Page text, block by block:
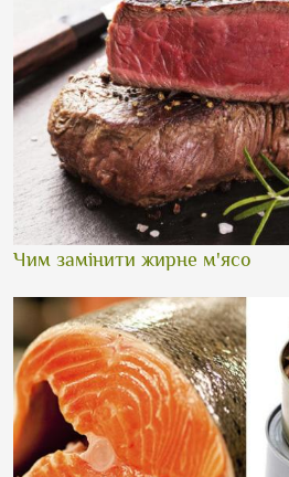
Чим замінити жирне м'ясо